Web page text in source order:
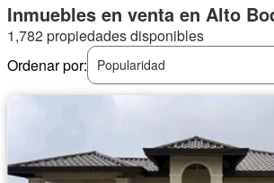
Inmuebles en venta en Alto
1,782 propiedades disponibles
Ordenar por:
Popularidad